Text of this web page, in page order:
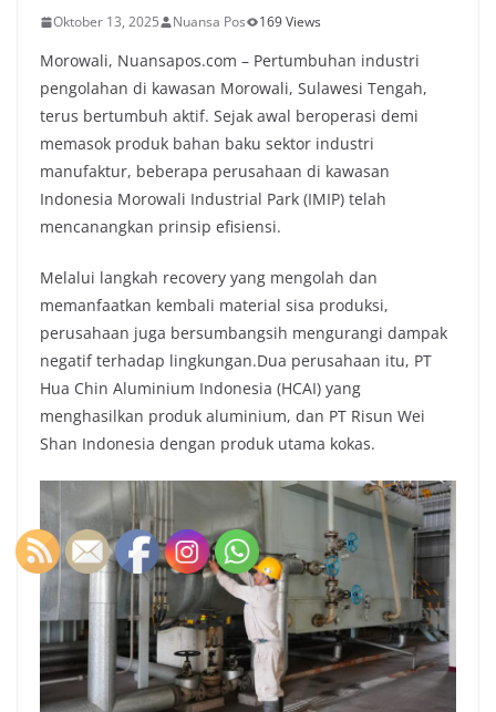
Oktober 13, 2025 Nuansa Pos 169 Views
Morowali, Nuansapos.com – Pertumbuhan industri
pengolahan di kawasan Morowali, Sulawesi Tengah,
terus bertumbuh aktif. Sejak awal beroperasi demi
memasok produk bahan baku sektor industri
manufaktur, beberapa perusahaan di kawasan
Indonesia Morowali Industrial Park (IMIP) telah
mencanangkan prinsip efisiensi.
Melalui langkah recovery yang mengolah dan
memanfaatkan kembali material sisa produksi,
perusahaan juga bersumbangsih mengurangi dampak
negatif terhadap lingkungan.Dua perusahaan itu, PT
Hua Chin Aluminium Indonesia (HCAI) yang
menghasilkan produk aluminium, dan PT Risun Wei
Shan Indonesia dengan produk utama kokas.